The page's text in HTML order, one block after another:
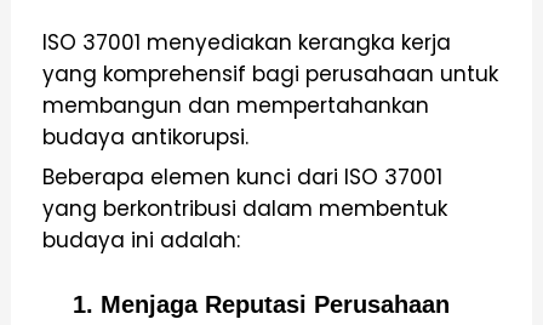
ISO 37001 menyediakan kerangka kerja
yang komprehensif bagi perusahaan untuk
membangun dan mempertahankan
budaya antikorupsi.
Beberapa elemen kunci dari ISO 37001
yang berkontribusi dalam membentuk
budaya ini adalah:
1. Menjaga Reputasi Perusahaan